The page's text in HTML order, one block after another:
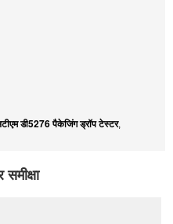
डी5276 पैकेजिंग ड्रॉप टेस्टर,